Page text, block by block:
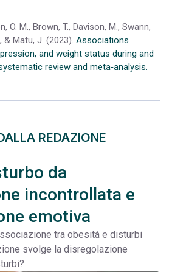
O. M., Brown, T., Davison, M., Swann,
& Matu, J. (2023). Associations
and weight status during and
review and meta‐analysis.
REDAZIONE
da
incontrollata e
emotiva
tra obesità e disturbi
svolge la disregolazione